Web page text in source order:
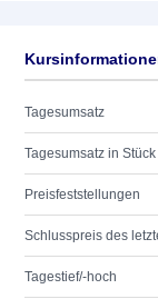
Tagesumsatz
Tagesumsatz in Stück
Preisfeststellungen
Schlusspreis des
Tagestief/-hoch